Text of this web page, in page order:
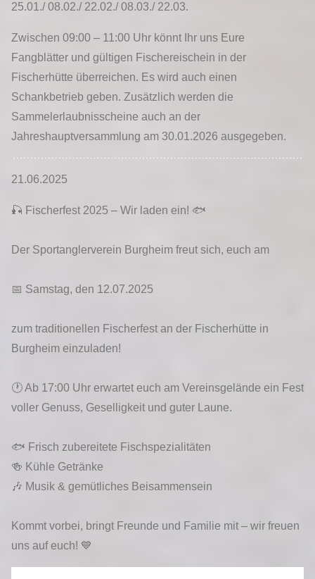
25.01./ 08.02./ 22.02./ 08.03./ 22.03.
Zwischen 09:00 – 11:00 Uhr könnt Ihr uns Eure
Fangblätter und gültigen Fischereischein in der
Fischerhütte überreichen. Es wird auch einen
Schankbetrieb geben. Zusätzlich werden die
Sammelerlaubnisscheine auch an der
Jahreshauptversammlung am 30.01.2026 ausgegeben.
21.06.2025
🎣 Fischerfest 2025 – Wir laden ein! 🐟
Der Sportanglerverein Burgheim freut sich, euch am
📅 Samstag, den 12.07.2025
zum traditionellen Fischerfest an der Fischerhütte in
Burgheim einzuladen!
🕐 Ab 17:00 Uhr erwartet euch am Vereinsgelände ein Fest
voller Genuss, Geselligkeit und guter Laune.
🐟 Frisch zubereitete Fischspezialitäten
🍻 Kühle Getränke
🎶 Musik & gemütliches Beisammensein
Kommt vorbei, bringt Freunde und Familie mit – wir freuen
uns auf euch! 💙